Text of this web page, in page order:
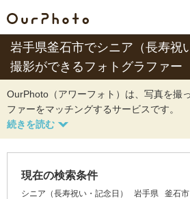
岩手県釜石市でシニア（長寿祝
撮影ができるフォトグラファー
OurPhoto（アワーフォト）は、写真を撮
ファーをマッチングするサービスです。
現在の検索条件
シニア（長寿祝い・記念日） 岩手県 釜石市